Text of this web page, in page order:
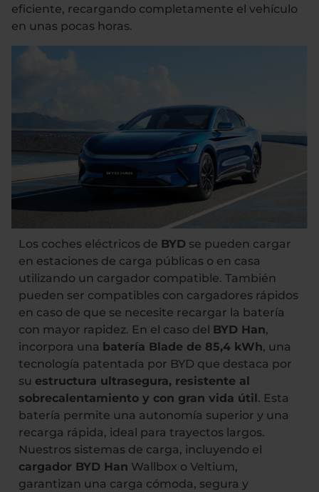
eficiente, recargando completamente el vehículo
en unas pocas horas.
Los coches eléctricos de BYD se pueden cargar
en estaciones de carga públicas o en casa
utilizando un cargador compatible. También
pueden ser compatibles con cargadores rápidos
en caso de que se necesite recargar la batería
con mayor rapidez. En el caso del BYD Han,
incorpora una batería Blade de 85,4 kWh, una
tecnología patentada por BYD que destaca por
su estructura ultrasegura, resistente al
sobrecalentamiento y con gran vida útil . Esta
batería permite una autonomía superior y una
recarga rápida, ideal para trayectos largos.
Nuestros sistemas de carga, incluyendo el
cargador BYD Han Wallbox o Veltium,
garantizan una carga cómoda, segura y